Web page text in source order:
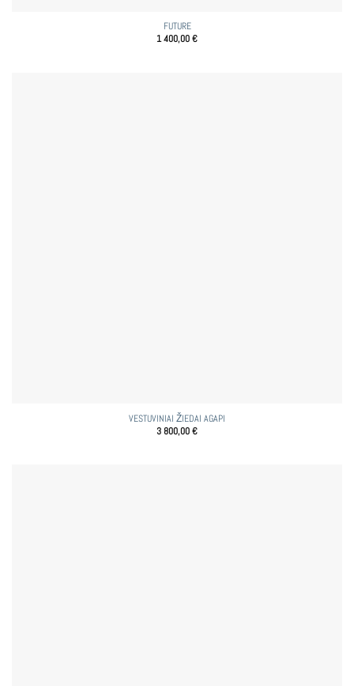
FUTURE
1 400,00€
VESTUVINIAI ŽIEDAI AGAPI
3 800,00€